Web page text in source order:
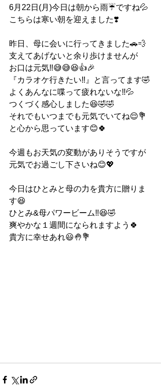
6月22日(月)今日は朝から雨☔️ですね💦
こちらは寒い朝を迎えました❣️
昨日、母に会いに行ってきました🚗💨
支えてあげないと余り歩けませんが
お口は元気‼️😅😅😆👍🎉
『カラオケ行きたい‼️』と言ってます🤣
よくあんなに喋って疲れないな‼️💦
つくづく感心しました😆🤣🤣
それでもいつまでも元気でいてね😌💐
と心から思っています😊🍀
今週もお天気の変動がありそうですが
元気でお過ごし下さいね😊💖
今日はひとみと母の力を貴方に贈りま
す😆
ひとみ&母パワービーム‼️😆🤣
爽やかな１週間になられますよう🍀
貴方に幸せあれ😃🤚💐